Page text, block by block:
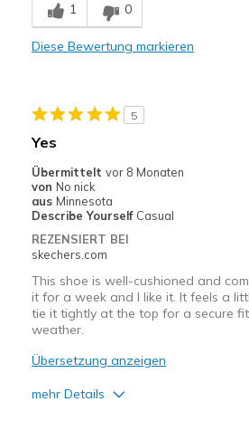
Comfortable
Geeignete Verwendung
Width
Sizing
Feels true to size
View On Shoes
1 0
Diese Bewertung markieren
5
Yes
Übermittelt vor 8 Monaten
von No nick
aus Minnesota
Describe Yourself Casual
REZENSIERT BEI
skechers.com
This shoe is well-cushioned and
it for a week and I like it. It feels a
tie it tightly at the top for a secure
weather.
Übersetzung anzeigen
mehr Details